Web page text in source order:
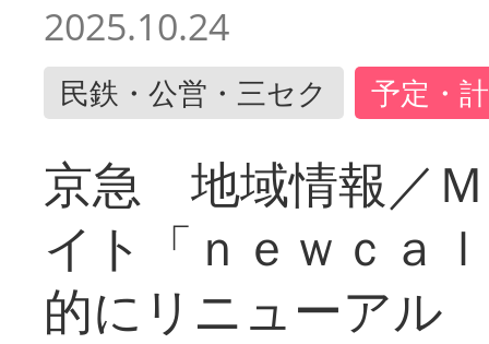
2025.10.24
民鉄・公営・三セク 予定・
京急 地域情報／
イト「ｎｅｗｃａ
的にリニューアル